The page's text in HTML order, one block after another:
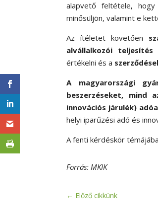
alapvető feltétele,
minősüljön, valamint e
Az ítéletet követően
alvállalkozói teljesítés
értékelni és a
A magyarországi
beszerzéseket, mind
innovációs járulék)
helyi iparűzési adó és
A fenti kérdéskör
Forrás: MKIK
← Előző cikkünk